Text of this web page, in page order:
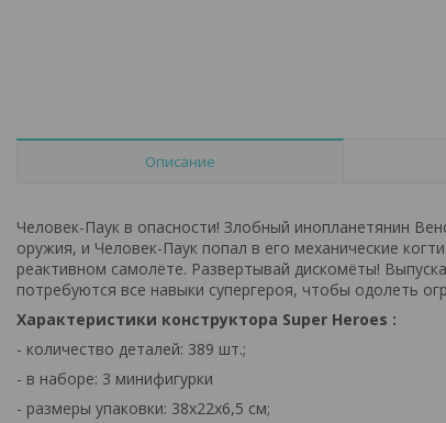
Описание
Человек-Паук в опасности! Злобный инопланетянин
оружия, и Человек-Паук попал в его механические
реактивном самолёте. Развертывай дискомёты!
потребуются все навыки супергероя, чтобы одолеть
Характеристики конструктора Super Heroes :
- количество деталей: 389 шт.;
- в наборе: 3 минифигурки
- размеры упаковки: 38х22х6,5 см;